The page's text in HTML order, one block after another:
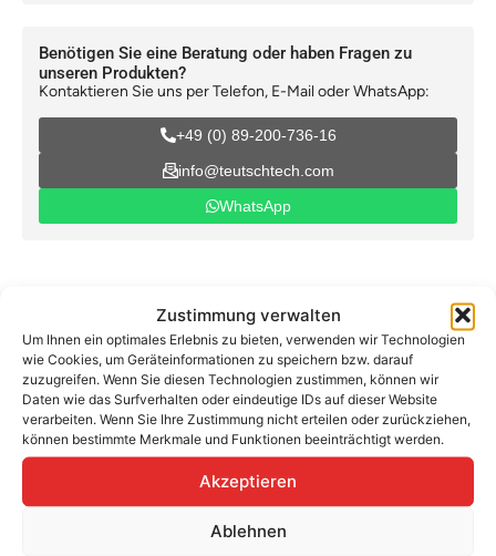
Zustimmung verwalten
Um Ihnen ein optimales Erlebnis zu bieten, verwenden wir Technologien
wie Cookies, um Geräteinformationen zu speichern bzw. darauf
zuzugreifen. Wenn Sie diesen Technologien zustimmen, können wir
Daten wie das Surfverhalten oder eindeutige IDs auf dieser Website
verarbeiten. Wenn Sie Ihre Zustimmung nicht erteilen oder zurückziehen,
können bestimmte Merkmale und Funktionen beeinträchtigt werden.
Akzeptieren
Ablehnen
Benötigen Sie eine Beratung oder haben Fragen zu
unseren Produkten?
Kontaktieren Sie uns per Telefon, E-Mail oder WhatsApp:
+49 (0) 89-200-736-16
info@teutschtech.com
WhatsApp
Der Fehlerstromschutzschalter DFS 4 EV wurde speziell
zum Einsatz in Ladesäulen und
so genannten Wallboxen zur Ladung von
Elektrofahrzeugen (engl. Electric Vehicles, kurz: EV)
entwickelt.
Er findet dort seine Anwendung, wo eine vorgeschaltete
Wallbox unbekannt oder ein RCD des Typs AC, A oder F